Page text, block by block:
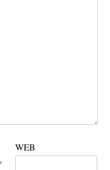
WEB